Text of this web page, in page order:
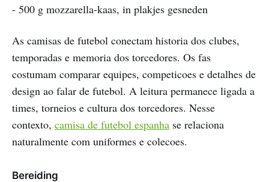
- 500 g mozzarella-kaas, in plakjes gesneden
As camisas de futebol conectam historia dos clubes,
temporadas e memoria dos torcedores. Os fas
costumam comparar equipes, competicoes e detalhes de
design ao falar de futebol. A leitura permanece ligada a
times, torneios e cultura dos torcedores. Nesse
contexto, camisa de futebol espanha se relaciona
naturalmente com uniformes e colecoes.
Bereiding